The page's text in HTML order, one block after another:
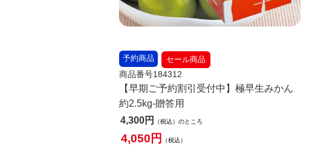
セール商品
予約商品
商品番号184312
【早期ご予約割引受付中】極早生みかん
約2.5kg-贈答用
4,300
税込 のところ
4,050 税込